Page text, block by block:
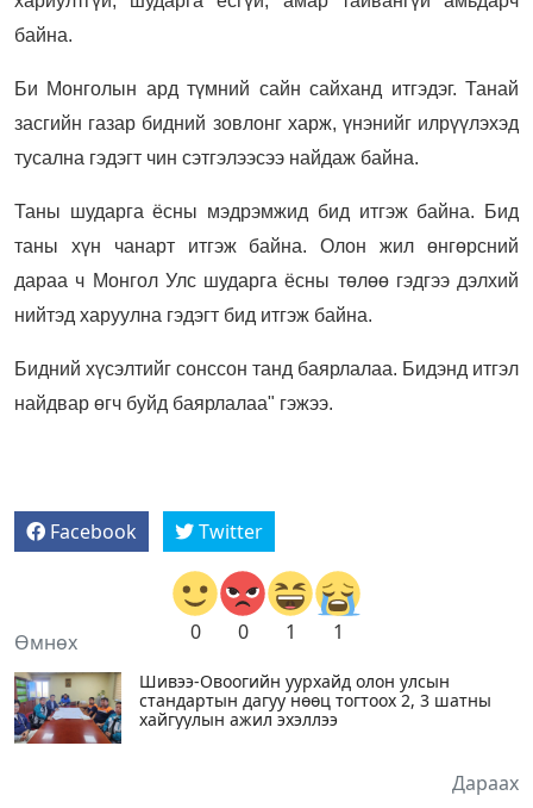
байна.
Би Монголын ард түмний сайн сайханд итгэдэг. Танай
засгийн газар бидний зовлонг харж, үнэнийг илрүүлэхэд
тусална гэдэгт чин сэтгэлээсээ найдаж байна.
Таны шударга ёсны мэдрэмжид бид итгэж байна. Бид
таны хүн чанарт итгэж байна. Олон жил өнгөрсний
дараа ч Монгол Улс шударга ёсны төлөө гэдгээ дэлхий
нийтэд харуулна гэдэгт бид итгэж байна.
Бидний хүсэлтийг сонссон танд баярлалаа. Бидэнд итгэл
найдвар өгч буйд баярлалаа" гэжээ.
Facebook Twitter
0 0 1 1
Өмнөх
Шивээ-Овоогийн уурхайд олон улсын
стандартын дагуу нөөц тогтоох 2, 3 шатны
хайгуулын ажил эхэллээ
Дараах